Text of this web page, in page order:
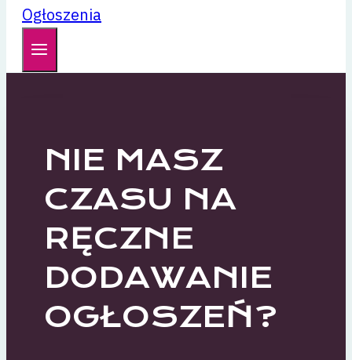
NIE MASZ
CZASU NA
RĘCZNE
DODAWANIE
OGŁOSZEŃ?